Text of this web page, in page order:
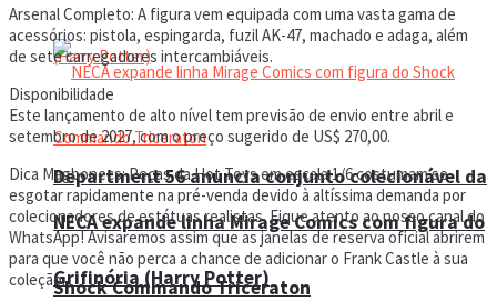
Department 56 anuncia conjunto colecionável da
Grifinória (Harry Potter)
NECA expande linha Mirage Comics com figura do
Shock Commando Triceraton
Arsenal Completo: A figura vem equipada com uma vasta gama de
acessórios: pistola, espingarda, fuzil AK-47, machado e adaga, além
de sete carregadores intercambiáveis.
Disponibilidade
Este lançamento de alto nível tem previsão de envio entre abril e
setembro de 2027, com o preço sugerido de US$ 270,00.
Dica Magbonecs: Peças da Hot Toys em escala 1/6 costumam se
esgotar rapidamente na pré-venda devido à altíssima demanda por
colecionadores de estátuas realistas. Fique atento ao nosso canal do
WhatsApp! Avisaremos assim que as janelas de reserva oficial abrirem
para que você não perca a chance de adicionar o Frank Castle à sua
coleção.